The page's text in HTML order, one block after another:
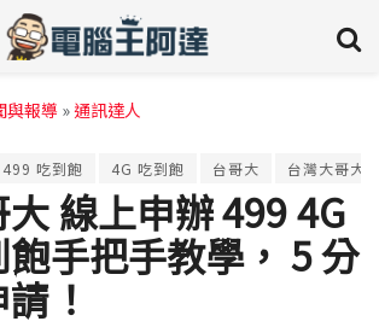
與報導 »通訊達人
499 吃到飽 4G 吃到飽 台哥大 台灣大哥大
線上申辦 499 4G
手把手教學， 5 分
！